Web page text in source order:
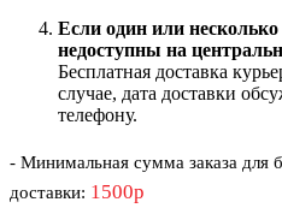
Если один или несколько
недоступны на
Бесплатная доставка
случае, дата доставки
телефону.
- Минимальная сумма заказа для
доставки: 1500р